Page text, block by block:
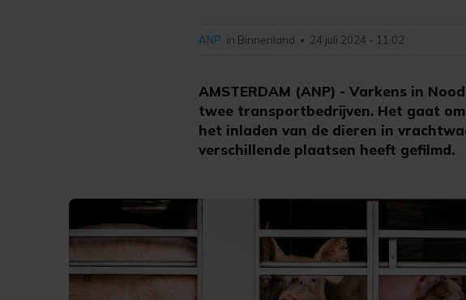
AMSTERDAM (ANP) - Varkens in
twee transportbedrijven. Het gaat
het inladen van de dieren in
verschillende plaatsen heeft gefilmd.
ANP in Binnenland • 24 juli 2024 - 11:02